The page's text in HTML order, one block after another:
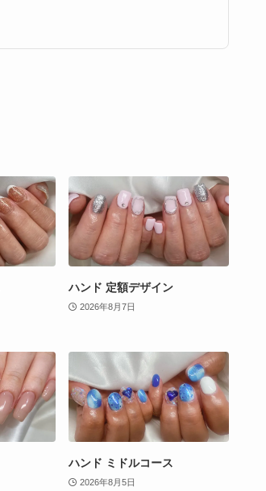
ハンド 定額デザイン
2026年8月7日
ハンド ミドルコース
2026年8月5日